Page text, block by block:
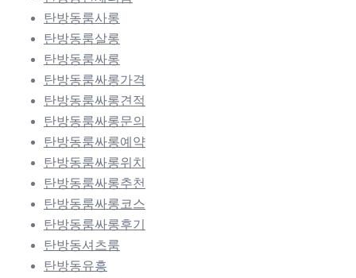
탄방동룸사롱
탄방동룸살롱
탄방동룸싸롱
탄방동룸싸롱가격
탄방동룸싸롱견적
탄방동룸싸롱문의
탄방동룸싸롱예약
탄방동룸싸롱위치
탄방동룸싸롱추천
탄방동룸싸롱코스
탄방동룸싸롱후기
탄방동셔츠룸
탄방동유흥